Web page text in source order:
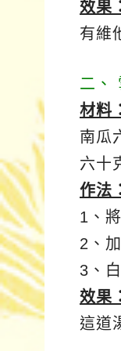
效果
有維
二、
材料
南瓜
六十
作法
1、
2、
3、
效果
這道